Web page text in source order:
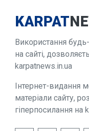
KARPAT
Використання
на сайті,
karpatnews.in.ua
Інтернет-видання
матеріали сайту,
гіперпосилання на